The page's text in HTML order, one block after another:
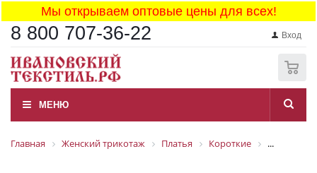
Мы открываем оптовые цены для всех!
8 800 707-36-22 Вход
МЕНЮ
Главная Женский трикотаж Платья Короткие ...